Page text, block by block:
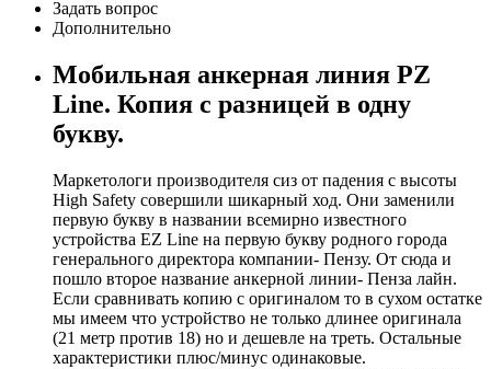
Задать вопрос
Дополнительно
Мобильная анкерная линия PZ
Line. Копия с разницей в одну
букву.
Маркетологи производителя сиз от падения с высоты
High Safety совершили шикарный ход. Они заменили
первую букву в названии всемирно известного
устройства EZ Line на первую букву родного города
генерального директора компании- Пензу. От сюда и
пошло второе название анкерной линии- Пенза лайн.
Если сравнивать копию с оригиналом то в сухом остатке
мы имеем что устройство не только длинее оригинала
(21 метр против 18) но и дешевле на треть. Остальные
характеристики плюс/минус одинаковые.